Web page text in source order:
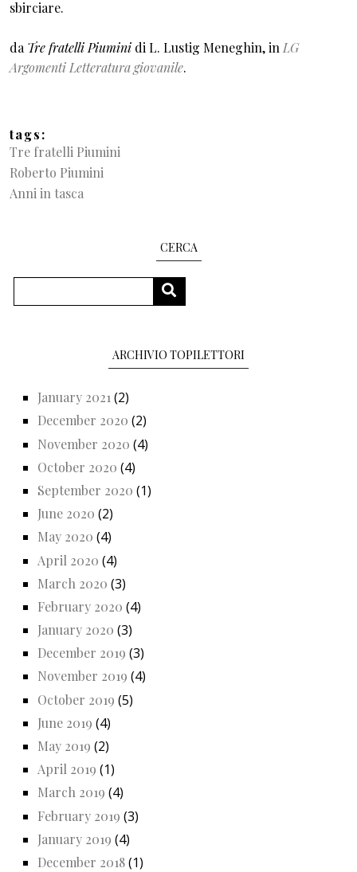
sbirciare.
da Tre fratelli Piumini di L. Lustig Meneghin, in LG
Argomenti Letteratura giovanile.
tags
Tre fratelli Piumini
Roberto Piumini
Anni in tasca
CERCA
SEARCH
ARCHIVIO TOPILETTORI
January 2021 (2)
December 2020 (2)
November 2020 (4)
October 2020 (4)
September 2020 (1)
June 2020 (2)
May 2020 (4)
April 2020 (4)
March 2020 (3)
February 2020 (4)
January 2020 (3)
December 2019 (3)
November 2019 (4)
October 2019 (5)
June 2019 (4)
May 2019 (2)
April 2019 (1)
March 2019 (4)
February 2019 (3)
January 2019 (4)
December 2018(1)